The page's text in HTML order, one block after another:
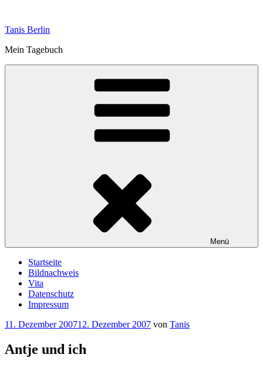
springen
Tanis Berlin
Mein Tagebuch
Menü
Startseite
Bildnachweis
Vita
Datenschutz
Impressum
Veröffentlicht
11. Dezember 200712. Dezember 2007 von Tanis
Antje und ich